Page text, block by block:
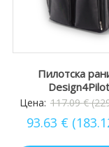
Пилотска
Цена: 117.09€
93.63 €